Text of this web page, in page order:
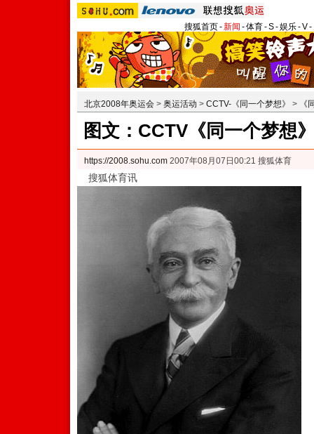
搜狐首页-新闻 -体育-S-娱乐-V-
北京2008年奥运会 > 奥运活动 > CCTV-《同一个梦想》 > 《
图文：CCTV《同一个梦想
https://2008.sohu.com 2007年08月07日00:21 搜狐体育
搜狐体育讯